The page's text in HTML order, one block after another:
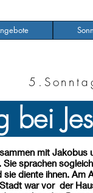
mit
sprachen
diente ihnen.
war vor der